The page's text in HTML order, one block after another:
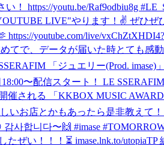
https://youtu.be/Raf9odbiu8g
LIVE"やります！✌️ ぜひぜ
youtube.com/live/
てで、データが届いた時とても
「ジュエリー(Prod. imase)
〜配信スタート！ LE
催される 「KKBOX MUSIC
いお店とかもあったら是非教えて
사합니다〜🙌 #imase
ぜい！！！⏳ imase.lnk.to/